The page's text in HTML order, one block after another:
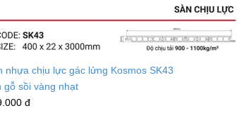
nhựa chịu lực gác lửng Kosmos SK43
gỗ sồi vàng nhạt
đ